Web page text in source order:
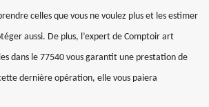
celles que vous ne voulez plus et les estimer
aussi. De plus, l’expert de Comptoir art
dans le 77540 vous garantit une prestation de
dernière opération, elle vous paiera